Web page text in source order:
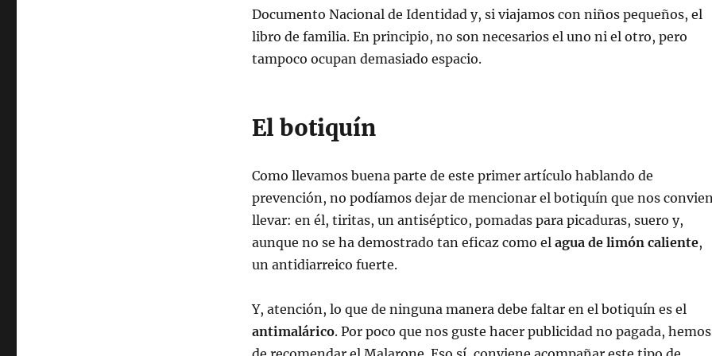
Documento Nacional de Identidad y, si viajamos con niños pequeños, el
libro de familia. En principio, no son necesarios el uno ni el otro, pero
tampoco ocupan demasiado espacio.
El botiquín
Como llevamos buena parte de este primer artículo hablando de
prevención, no podíamos dejar de mencionar el botiquín que nos
llevar: en él, tiritas, un antiséptico, pomadas para picaduras, suero y,
aunque no se ha demostrado tan eficaz como el agua de limón caliente,
un antidiarreico fuerte.
Y, atención, lo que de ninguna manera debe faltar en el botiquín es el
antimalárico. Por poco que nos guste hacer publicidad no pagada, hemos